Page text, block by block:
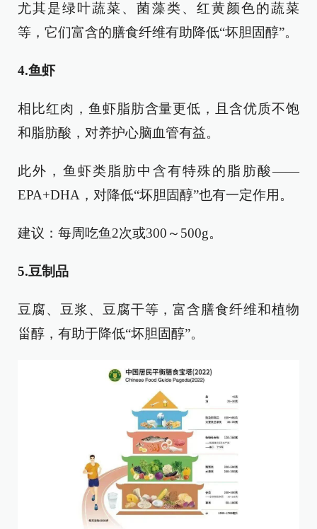
尤其是绿叶蔬菜、菌藻类、红黄颜色的蔬菜
等，它们富含的膳食纤维有助降低“坏胆固醇”。
4.鱼虾
相比红肉，鱼虾脂肪含量更低，且含优质不饱
和脂肪酸，对养护心脑血管有益。
此外，鱼虾类脂肪中含有特殊的脂肪酸——
EPA+DHA，对降低“坏胆固醇”也有一定作用。
建议：每周吃鱼2次或300～500g。
5.豆制品
豆腐、豆浆、豆腐干等，富含膳食纤维和植物
甾醇，有助于降低“坏胆固醇”。